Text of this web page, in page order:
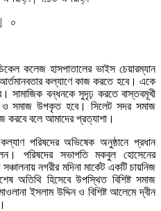
|
০
কলেজ হাসপাতালের ভাইস চেয়ারম্যান
কল্যাণে কাজ করতে হবে। একে
সামাজিক বন্ধনকে সুদৃঢ় করতে বাস্তবমূখী
ও সমাজ উপকৃত হবে। সিলেট সদর সমাজ
করবে বলে আমাদের প্রত্যাশা।
পরিষদের অভিষেক অনুষ্ঠানে প্রধান
পরিষদের সভাপতি মকবুল হোসেনের
নগরীর মদিনা মার্কেট একটি চায়নিজ
অতিথি হিসেবে উপস্থিত বিশিষ্ট সমাজ
ইসলাম উদ্দিন ও বিশিষ্ট আলেমে দ্বীন